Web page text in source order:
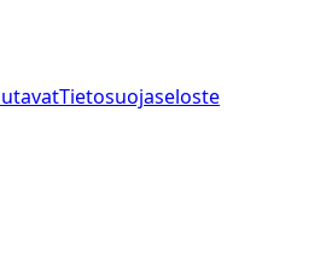
Tietosuojaseloste